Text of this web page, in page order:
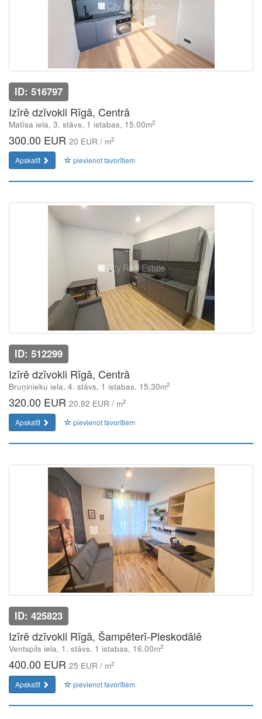
ID: 516797
Izīrē dzīvokli Rīgā, Centrā
Matīsa iela, 3. stāvs, 1 istabas, 15.00m2
300.00 EUR 20 EUR / m2
Apskatīt pievienot favorītiem
ID: 512299
Izīrē dzīvokli Rīgā, Centrā
Bruņinieku iela, 4. stāvs, 1 istabas, 15.30m2
320.00 EUR 20.92 EUR / m2
Apskatīt pievienot favorītiem
ID: 425823
Izīrē dzīvokli Rīgā, Šampēterī-Pleskodālē
Ventspils iela, 1. stāvs, 1 istabas, 16.00m2
400.00 EUR 25 EUR / m2
Apskatīt pievienot favorītiem